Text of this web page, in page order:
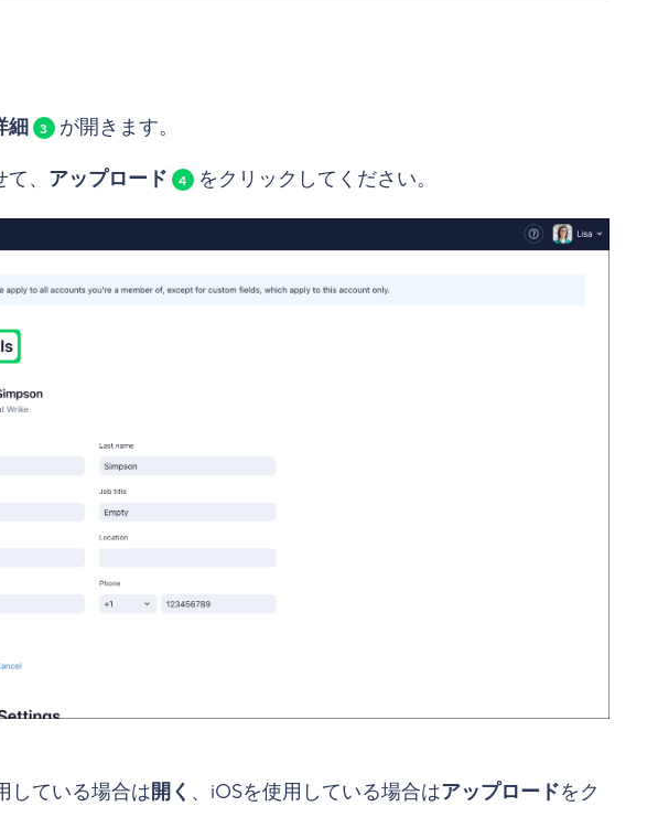
細 3 が開きます。
、 アップロード 4 をクリックしてください。
している場合は開く 、iOSを使用している場合はアップロードをク